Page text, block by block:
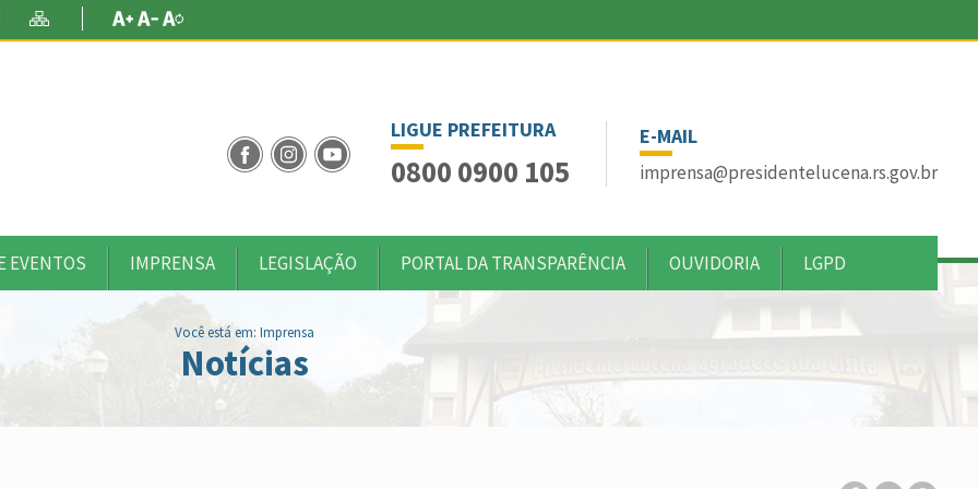
Alto ContrasteMapa do Site
LIGUE PREFEITURA
0800 0900 105
E-MAIL
imprensa@presidentelucena.rs.gov.br
EVENTOS IMPRENSA LEGISLAÇÃO PORTAL DA TRANSPARÊNCIA OUVIDORIA LGPD
Você está em: Imprensa
Notícias